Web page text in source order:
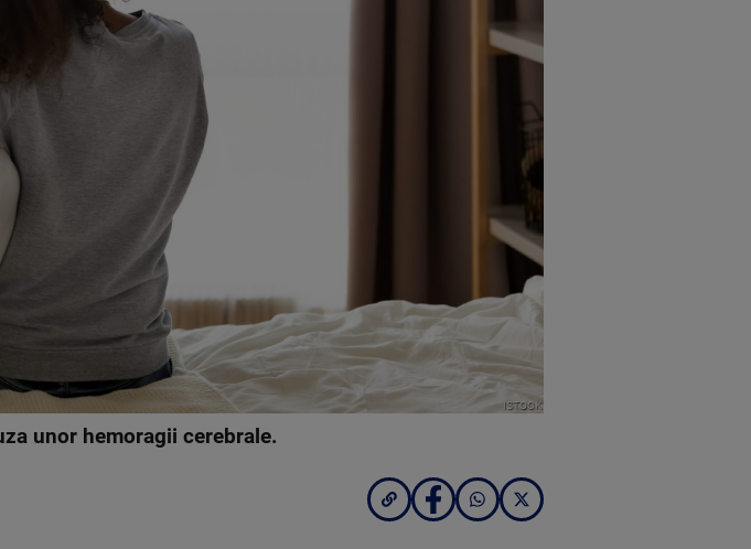
ISTOCK
unor hemoragii cerebrale.